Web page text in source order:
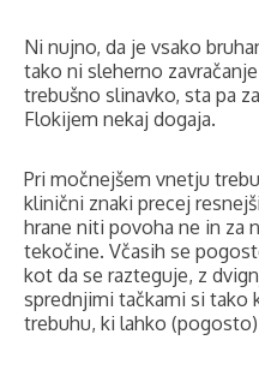
Ni nujno, da je vsako
tako ni sleherno
trebušno slinavko, sta pa
Flokijem nekaj dogaja.
Pri močnejšem vnetju
klinični znaki precej
hrane niti povoha ne in za
tekočine. Včasih se
kot da se razteguje, z
sprednjimi tačkami si tako
trebuhu, ki lahko